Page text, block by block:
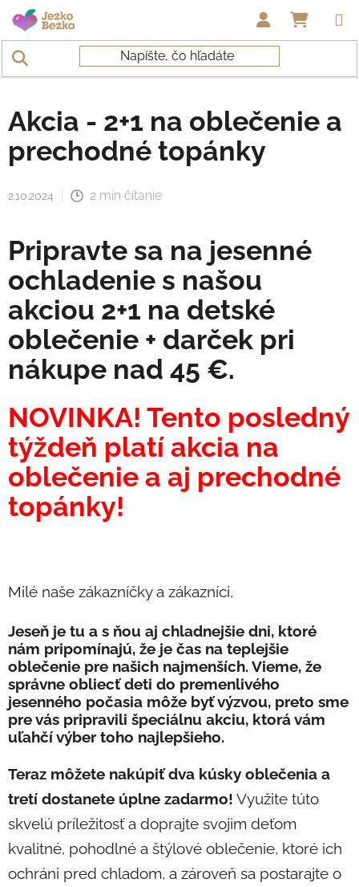
Prejsť na obsah
Domov Novinky a tipy /AKCIA - 2+1 NA OBLEČENIE A
Akcia - 2+1 na oblečenie a
prechodné topánky
2.10.2024 2 min čítanie
Pripravte sa na jesenné
ochladenie s našou
akciou 2+1 na detské
oblečenie + darček pri
nákupe nad 45 €.
NOVINKA! Tento posledný
týždeň platí akcia na
oblečenie a aj prechodné
topánky!
Milé naše zákazníčky a zákazníci,
Jeseň je tu a s ňou aj chladnejšie dni, ktoré
nám pripomínajú, že je čas na teplejšie
oblečenie pre našich najmenších. Vieme, že
správne obliecť deti do premenlivého
jesenného počasia môže byť výzvou, preto sme
pre vás pripravili špeciálnu akciu, ktorá vám
uľahčí výber toho najlepšieho.
Teraz môžete nakúpiť dva kúsky oblečenia a
tretí dostanete úplne zadarmo! Využite túto
skvelú príležitosť a doprajte svojim deťom
kvalitné, pohodlné a štýlové oblečenie, ktoré ich
ochráni pred chladom, a zároveň sa postarajte o